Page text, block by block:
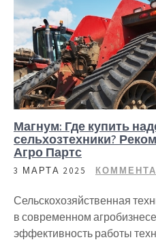
Магнум: Где купить
сельхозтехники?
Агро Партс
3 МАРТА 2025
Сельскохозяйственная
в современном
эффективность работы